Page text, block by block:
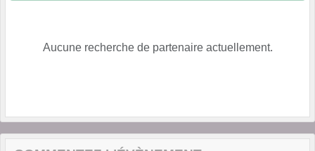
Aucune recherche de partenaire actuellement.